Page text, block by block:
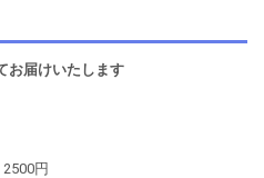
お届けいたします
円